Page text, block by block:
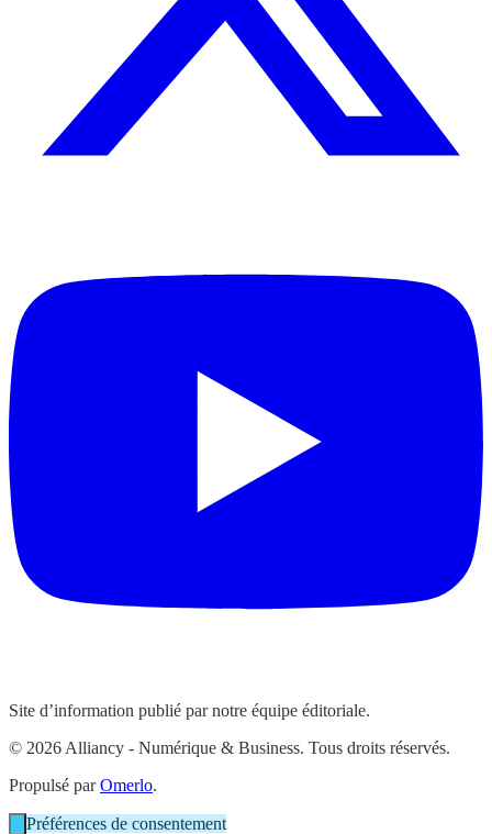
Site d’information publié par notre équipe éditoriale.
© 2026 Alliancy - Numérique & Business. Tous droits réservés.
Propulsé parOmerlo.
Préférences de consentement